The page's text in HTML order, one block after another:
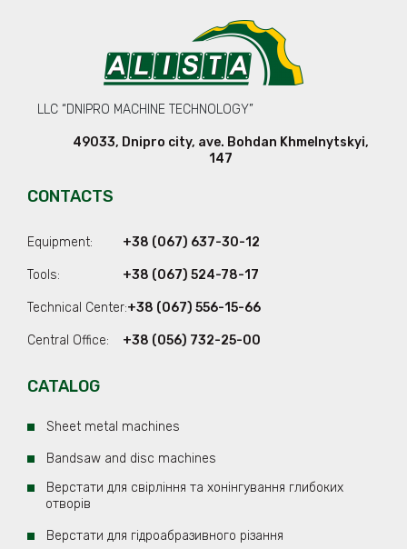
LLC “DNIPRO MACHINE TECHNOLOGY”
49033, Dnipro city, ave. Bohdan Khmelnytskyi,
147
CONTACTS
Equipment: +38 (067) 637-30-12
Tools: +38 (067) 524-78-17
Technical Center:+38 (067) 556-15-66
Central Office: +38 (056) 732-25-00
CATALOG
Sheet metal machines
Bandsaw and disc machines
Верстати для свірління та хонінгування глибоких
отворів
Верстати для гідроабразивного різання